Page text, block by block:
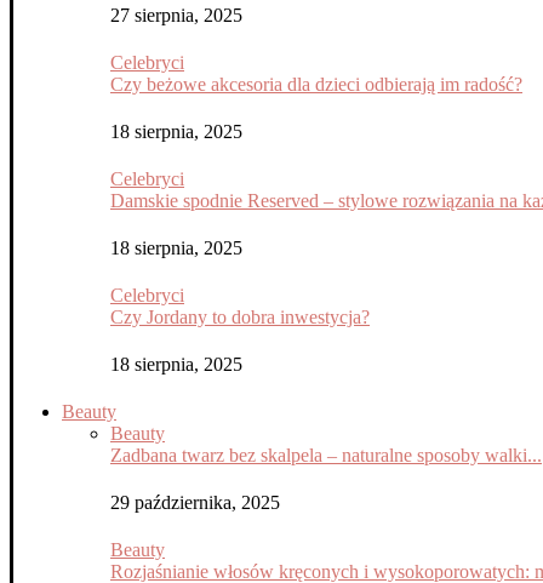
27 sierpnia, 2025
Celebryci
Czy beżowe akcesoria dla dzieci odbierają im radość?
18 sierpnia, 2025
Celebryci
Damskie spodnie Reserved – stylowe rozwiązania na
18 sierpnia, 2025
Celebryci
Czy Jordany to dobra inwestycja?
18 sierpnia, 2025
Beauty
Beauty
Zadbana twarz bez skalpela – naturalne sposoby walki...
29 października, 2025
Beauty
Rozjaśnianie włosów kręconych i wysokoporowatych: